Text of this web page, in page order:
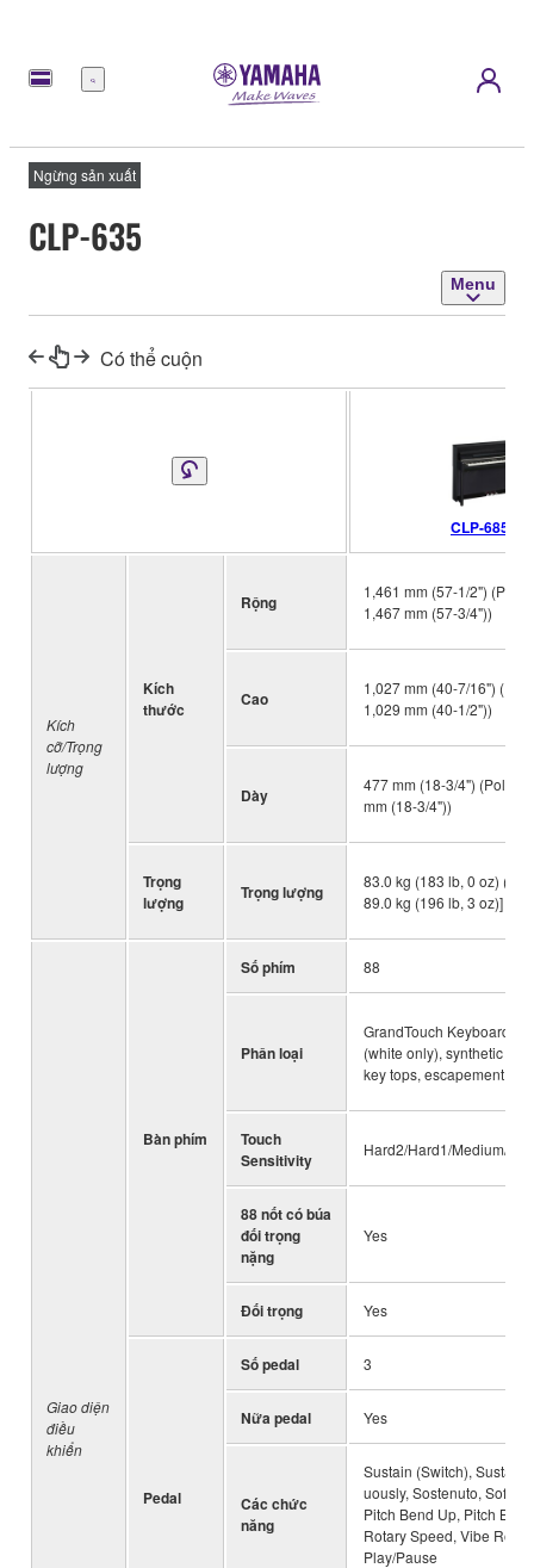
Menu
Ngừng sản xuất
CLP-635
Menu
Có thể cuộn
CLP-685
Kích
cỡ/Trọng
lượng
Kích
thước
Rộng
1,461 mm (57-1/2")
1,467 mm (57-3/4"))
Cao
1,027 mm (40-7/16")
1,029 mm (40-1/2"))
Dày
477 mm (18-3/4")
mm (18-3/4"))
Trọng
lượng
Trọng lượng
83.0 kg (183 lb, 0 oz)
89.0 kg (196 lb, 3 oz)]
Giao diện
điều
khiển
Bàn phím
Số phím 88
Phân loại
GrandTouch Keyboard:
(white only), synthetic
key tops, escapement
Touch
Sensitivity
Hard2/Hard1/Medium/
88 nốt có búa
đối trọng
nặng
Yes
Đối trọng Yes
Pedal
Số pedal 3
Nữa pedal Yes
Các chức
năng
Sustain (Switch), Sustain
uously, Sostenuto, Soft,
Pitch Bend Up, Pitch
Rotary Speed, Vibe
Play/Pause